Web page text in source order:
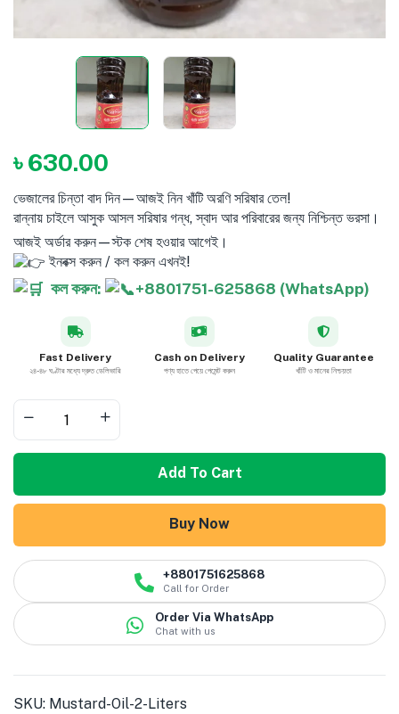
৳630.00
ভেজালের চিন্তা বাদ দিন—আজই নিন খাঁটি অরণি সরিষার তেল!
রান্নায় চাইলে আসুক আসল সরিষার গন্ধ, স্বাদ আর পরিবারের জন্য নিশ্চিন্ত ভরসা।
আজই অর্ডার করুন—স্টক শেষ হওয়ার আগেই।
ইনবক্স করুন / কল করুন এখনই!
কল করুন: +8801751-625868 (WhatsApp)
Fast Delivery
২৪-৪৮ ঘণ্টার মধ্যে দ্রুত ডেলিভারি
Cash on Delivery
পণ্য হাতে পেয়ে পেমেন্ট করুন
Quality Guarantee
খাঁটি ও মানের নিশ্চয়তা
Add To Cart
Buy Now
+8801751625868
Call for Order
Order Via WhatsApp
Chat with us
SKU: Mustard-Oil-2-Liters